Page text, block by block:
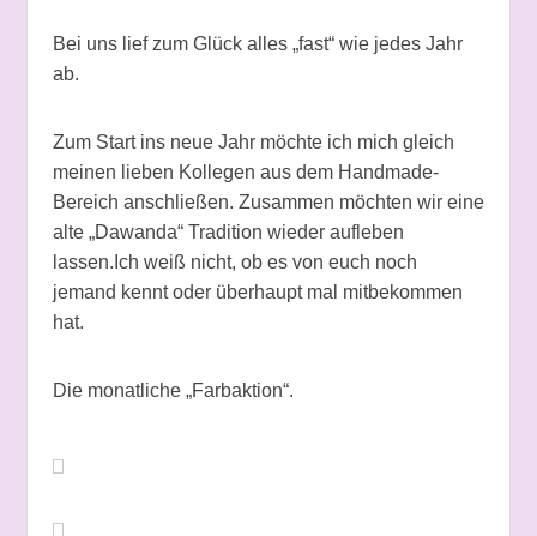
Bei uns lief zum Glück alles „fast“ wie jedes Jahr
ab.
Zum Start ins neue Jahr möchte ich mich gleich
meinen lieben Kollegen aus dem Handmade-
Bereich anschließen. Zusammen möchten wir eine
alte „Dawanda“ Tradition wieder aufleben
lassen.Ich weiß nicht, ob es von euch noch
jemand kennt oder überhaupt mal mitbekommen
hat.
Die monatliche „Farbaktion“.